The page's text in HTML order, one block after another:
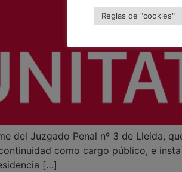
del Juzgado Penal nº 3 de Lleida,
como cargo público, e
[…]
Reglas de "cookies"